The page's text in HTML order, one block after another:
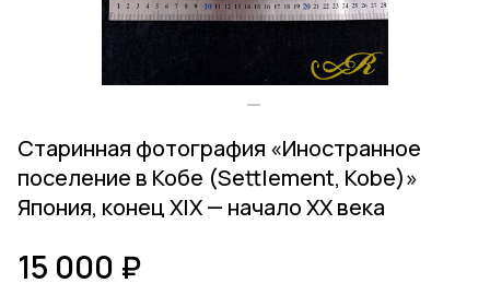
Старинная фотография «Иностранное
поселение в Кобе (Settlement, Kobe)»
Япония, конец XIX — начало XX века
15 000 ₽